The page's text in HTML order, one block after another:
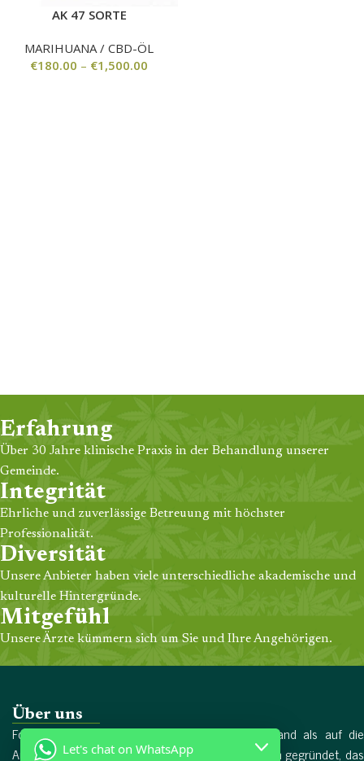
AK 47 SORTE
MARIHUANA / CBD-ÖL
€180.00 – €1,500.00
Erfahrung
Über 30 Jahre klinische Praxis in der Behandlung unserer
Gemeinde.
Integrität
Ehrliche und zuverlässige Betreuung mit höchster
Professionalität.
Diversität
Unsere Anbieter haben viele unterschiedliche akademische und
kulturelle Hintergründe.
Mitgefühl
Unsere Ärzte kümmern sich um Sie und Ihre Angehörigen.
Über uns
Forschungschemikalien wurde 2017 in Deutschland als auf die
Arzneimittelproduktion spezialisiertes Unternehmen gegründet, das
Let's chat on WhatsApp